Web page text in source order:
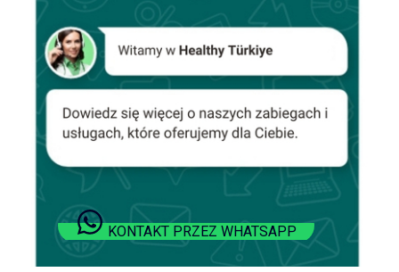
KONTAKT PRZEZ WHATSAPP